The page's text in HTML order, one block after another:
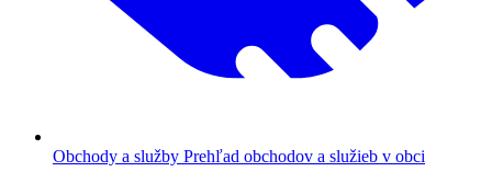
Obchody a služby Prehľad obchodov a služieb v obci